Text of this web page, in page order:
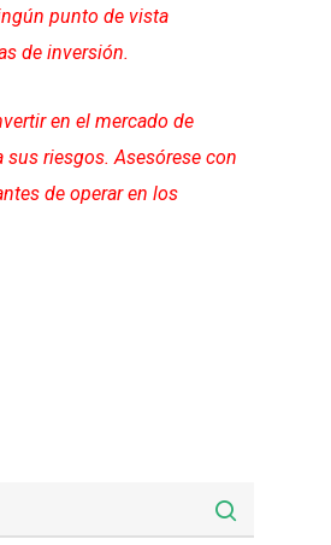
punto de vista
de inversión.
en el mercado de
sus riesgos. Asesórese con
de operar en los